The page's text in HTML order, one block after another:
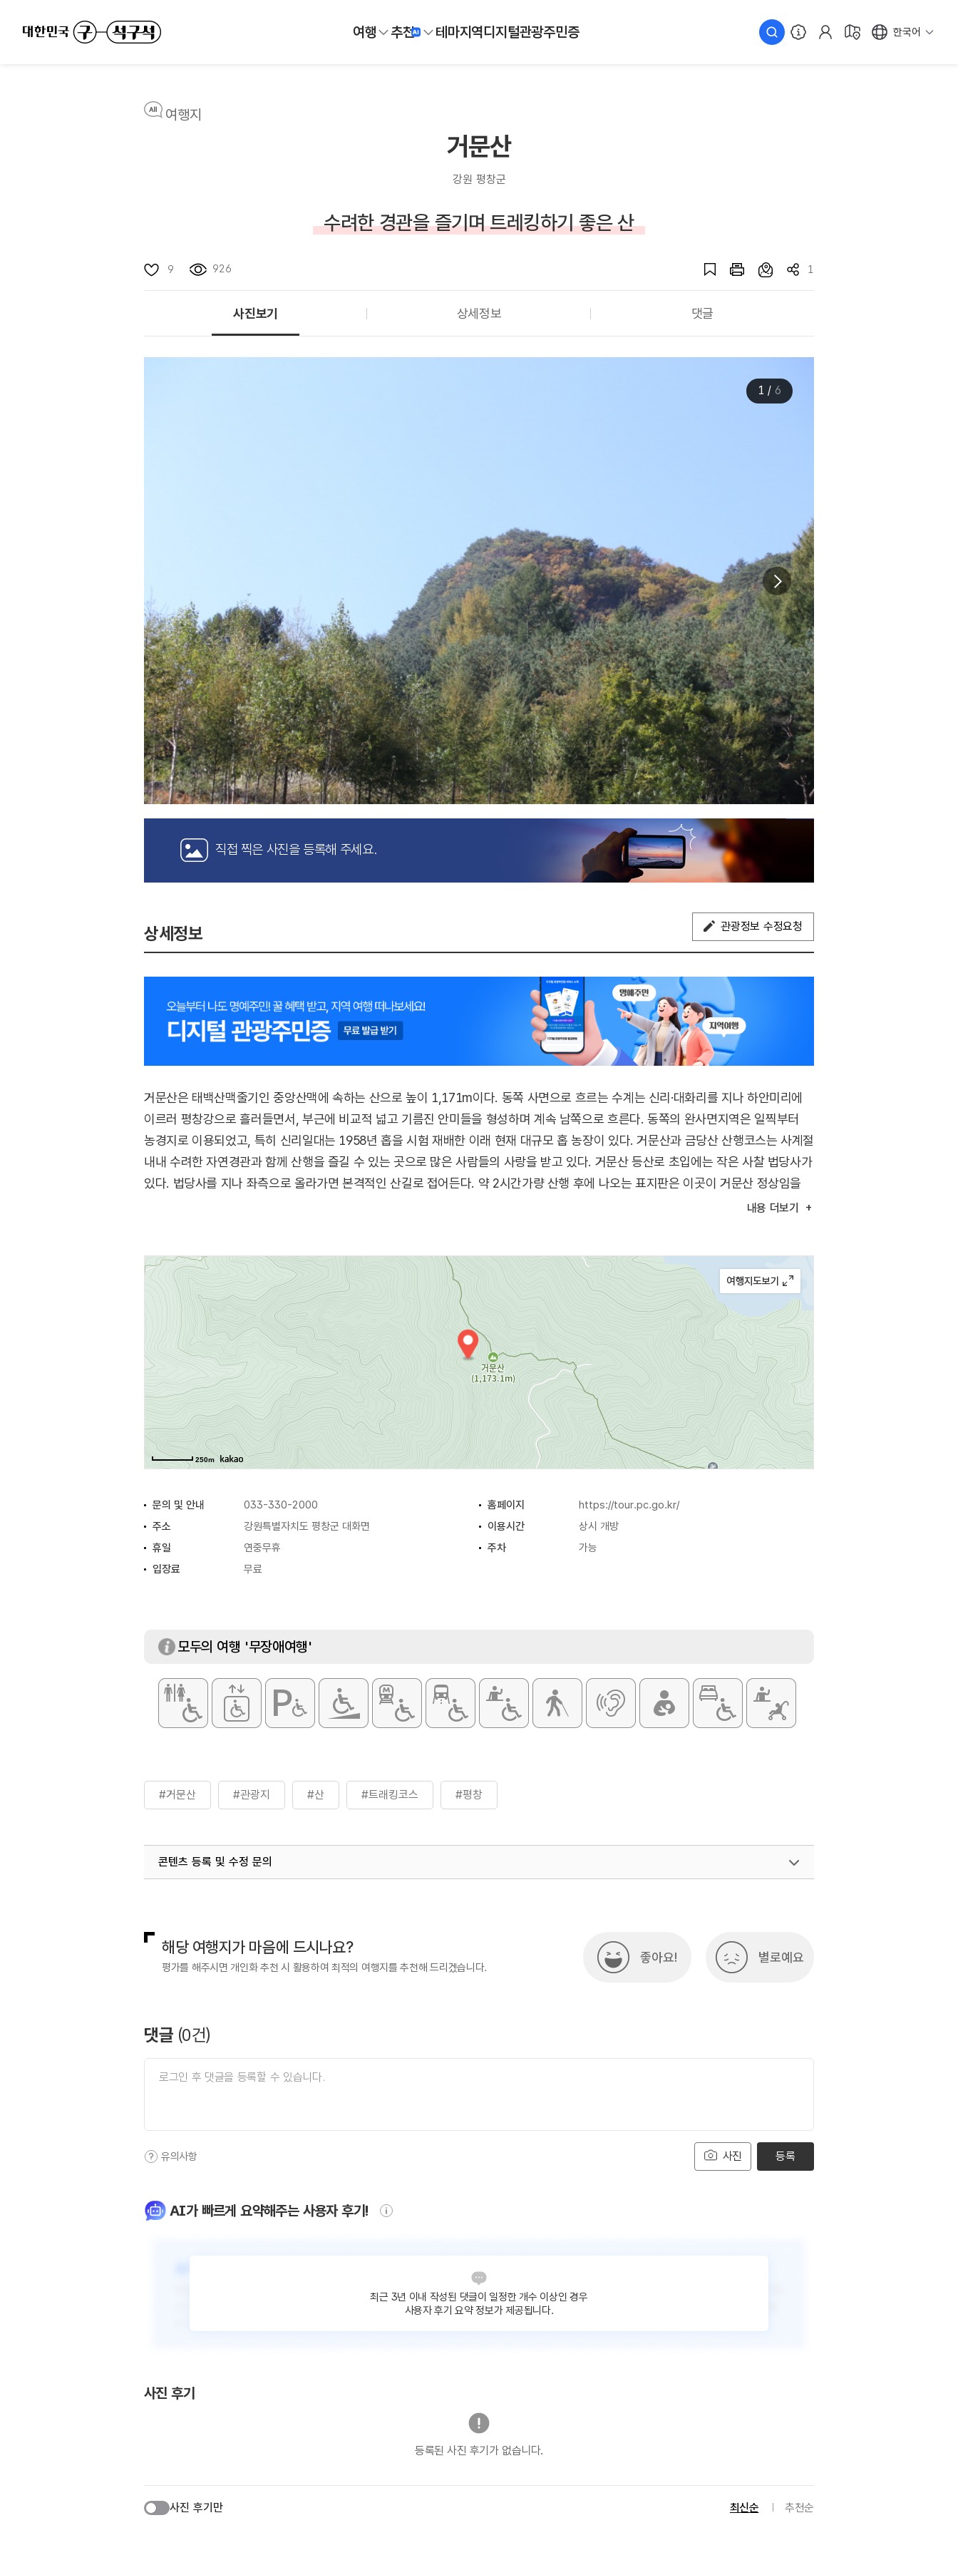
여행 추천 테마지역디지털관광주민증 한국어
여행지
거문산
강원 평창군
수려한 경관을 즐기며 트레킹하기 좋은 산
9 926 1
사진보기 상세정보 댓글
1 / 6
직접 찍은 사진을 등록해 주세요.
상세정보 관광정보 수정요청
거문산은 태백산맥줄기인 중앙산맥에 속하는 산으로 높이 1,171m이다. 동쪽 사면으로 흐르는 수계는 신리·대화리를 지나 하안미리에
이르러 평창강으로 흘러들면서, 부근에 비교적 넓고 기름진 안미들을 형성하며 계속 남쪽으로 흐른다. 동쪽의 완사면지역은 일찍부터
농경지로 이용되었고, 특히 신리일대는 1958년 홉을 시험 재배한 이래 현재 대규모 홉 농장이 있다. 거문산과 금당산 산행코스는 사계절
내내 수려한 자연경관과 함께 산행을 즐길 수 있는 곳으로 많은 사람들의 사랑을 받고 있다. 거문산 등산로 초입에는 작은 사찰 법당사가
있다. 법당사를 지나 좌측으로 올라가면 본격적인 산길로 접어든다. 약 2시간가량 산행 후에 나오는 표지판은 이곳이 거문산 정상임을
내용 더보기
250m
문의 및 안내 033-330-2000 홈페이지
https://tour.pc.go.kr/
주소
강원특별자치도 평창군 대화면 이용시간
상시 개방
휴일
연중무휴 주차
가능
입장료
무료
모두의 여행 '무장애여행'
#거문산 #관광지 #산 #트래킹코스 #평창
콘텐츠 등록 및 수정 문의
해당 여행지가 마음에 드시나요?
평가를 해주시면 개인화 추천 시 활용하여 최적의 여행지를 추천해 드리겠습니다.
좋아요! 별로예요
댓글 (0건)
사진
유의사항 등록
AI가 빠르게 요약해주는 사용자 후기!
최근 3년 이내 작성된 댓글이 일정한 개수 이상인 경우
사용자 후기 요약 정보가 제공됩니다.
사진 후기
등록된 사진 후기가 없습니다.
사진 후기만 최신순 추천순